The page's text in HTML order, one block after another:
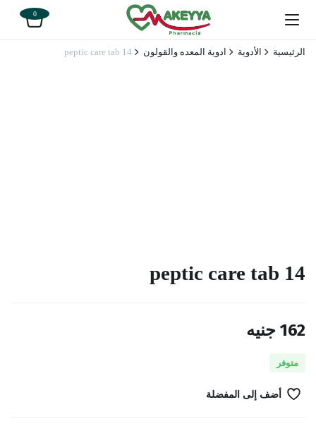
0
الرئيسية الأدوية ادوية المعده والقولون peptic care tab 14
peptic care tab 14
162 جنيه
متوفر
أضف إلى المفضلة